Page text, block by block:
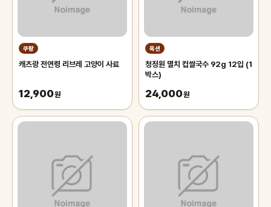
쿠팡
캐츠랑 전연령 리브레 고양이 사료
12,900원
옥션
청정원 멸치 컵쌀국수 92g 12입 (1
박스)
24,000원